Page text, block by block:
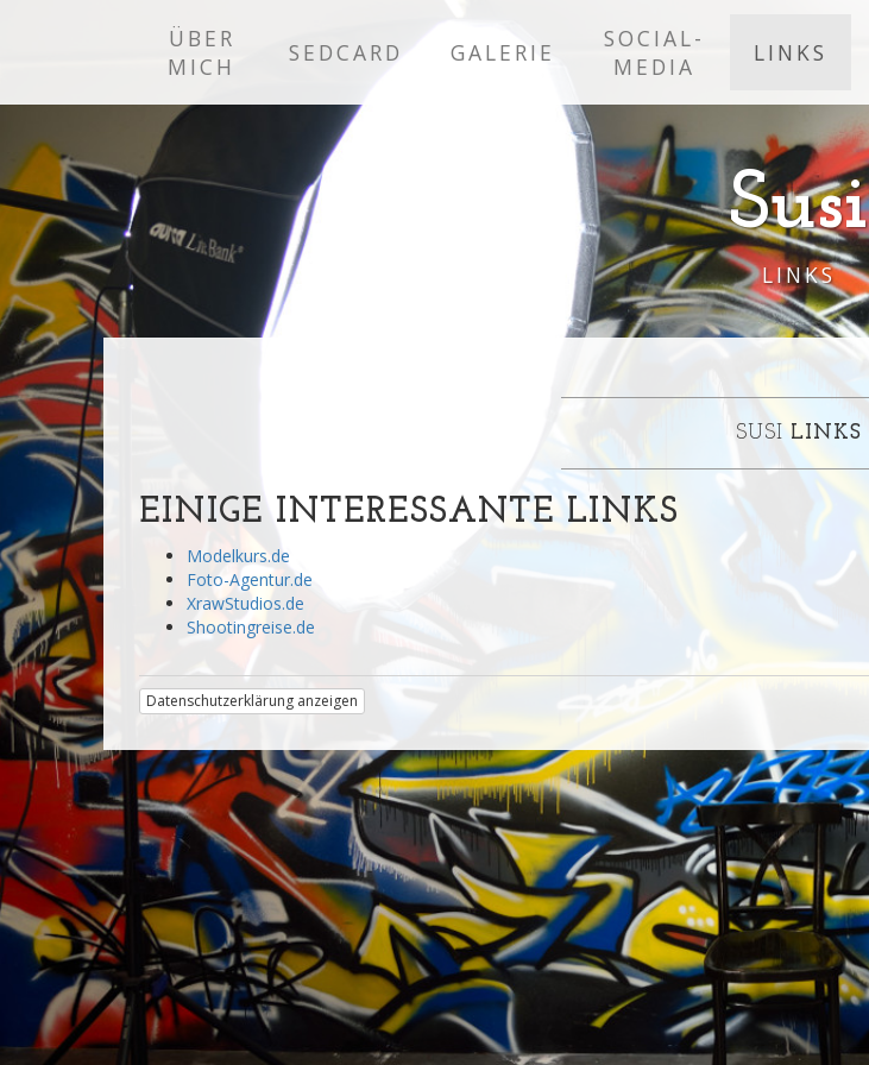
ÜBER
MICH
SEDCARD GALERIE
SOCIAL-
MEDIA
LINKS
Susi
LINKS
SUSI LINKS
EINIGE INTERESSANTE LINKS
Modelkurs.de
Foto-Agentur.de
XrawStudios.de
Shootingreise.de
Datenschutzerklärung anzeigen